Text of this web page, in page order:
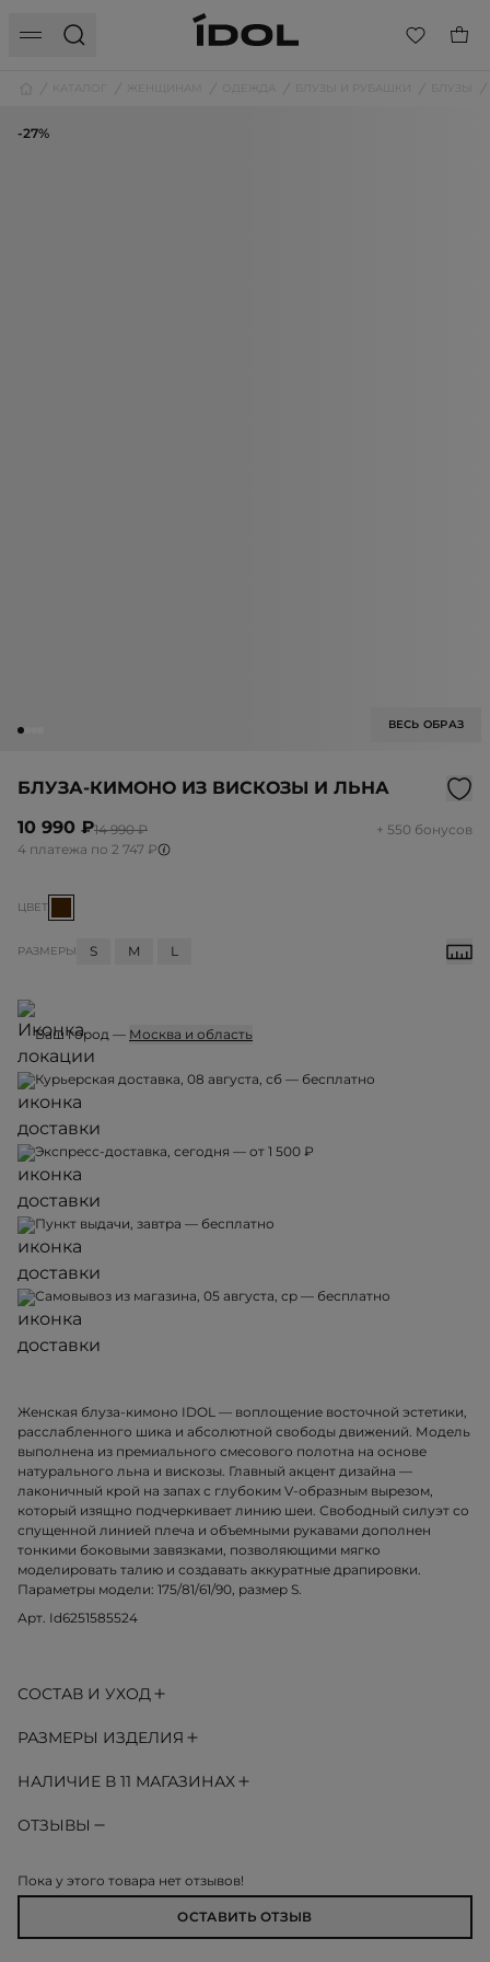
-27%
ВЕСЬ ОБРАЗ
БЛУЗА-КИМОНО ИЗ ВИСКОЗЫ И ЛЬНА
10 990 ₽14 990 ₽
+ 550 бонусов
4 платежа по 2 747 ₽
ЦВЕТ
РАЗМЕРЫ S M L
Ваш город — Москва и область
Курьерская доставка, 08 августа, сб — бесплатно
Экспресс-доставка, сегодня — от 1 500 ₽
Пункт выдачи, завтра — бесплатно
Самовывоз из магазина, 05 августа, ср — бесплатно
Женская блуза-кимоно IDOL — воплощение восточной эстетики,
расслабленного шика и абсолютной свободы движений. Модель
выполнена из премиального смесового полотна на основе
натурального льна и вискозы. Главный акцент дизайна —
лаконичный крой на запах с глубоким V-образным вырезом,
который изящно подчеркивает линию шеи. Свободный силуэт со
спущенной линией плеча и объемными рукавами дополнен
тонкими боковыми завязками, позволяющими мягко
моделировать талию и создавать аккуратные драпировки.
Параметры модели: 175/81/61/90, размер S.
Арт. Id6251585524
СОСТАВ И УХОД
РАЗМЕРЫ ИЗДЕЛИЯ
НАЛИЧИЕ В 11 МАГАЗИНАХ
ОТЗЫВЫ
Пока у этого товара нет отзывов!
ОСТАВИТЬ ОТЗЫВ